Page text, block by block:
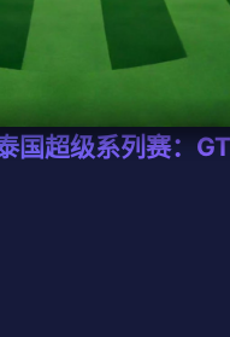
国超级系列赛：